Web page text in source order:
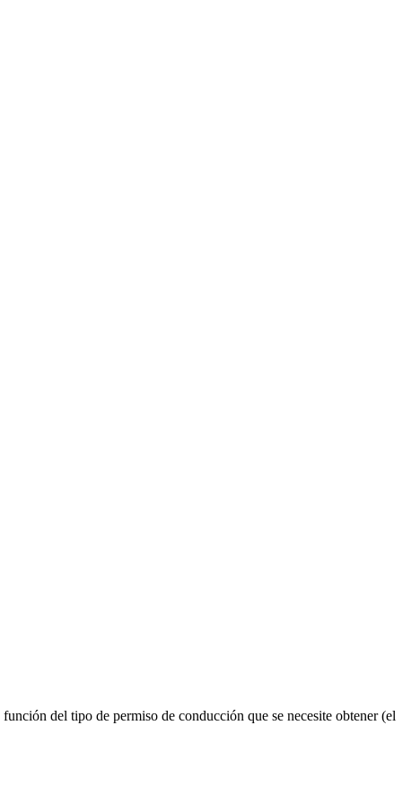
del tipo de permiso de conducción que se necesite obtener (el